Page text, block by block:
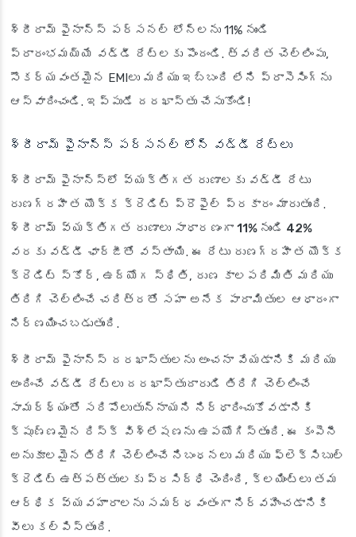
శ్రీరామ్ ఫైనాన్స్ పర్సనల్ లోన్లను 11% నుండి
ప్రారంభమయ్యే వడ్డీ రేట్లకు పొందండి. త్వరిత చెల్లింపు,
సౌకర్యవంతమైన EMIలు మరియు ఇబ్బంది లేని ప్రాసెసింగ్‌ను
ఆస్వాదించండి. ఇప్పుడే దరఖాస్తు చేసుకోండి!
శ్రీరామ్ ఫైనాన్స్ పర్సనల్ లోన్ వడ్డీ రేట్లు
శ్రీరామ్ ఫైనాన్స్లో వ్యక్తిగత రుణాలకు వడ్డీ రేటు
రుణగ్రహీత యొక్క క్రెడిట్ ప్రొఫైల్ ప్రకారం మారుతుంది.
శ్రీరామ్ వ్యక్తిగత రుణాలు సాధారణంగా 11% నుండి 42%
వరకు వడ్డీ ఛార్జీతో వస్తాయి. ఈ రేటు రుణగ్రహీత యొక్క
క్రెడిట్ స్కోర్, ఉద్యోగ స్థితి, రుణ కాలపరిమితి మరియు
తిరిగి చెల్లించే చరిత్రతో సహా అనేక పారామితుల ఆధారంగా
నిర్ణయించబడుతుంది.
శ్రీరామ్ ఫైనాన్స్ దరఖాస్తులను అంచనా వేయడానికి మరియు
అందించే వడ్డీ రేట్లు దరఖాస్తుదారుడి తిరిగి చెల్లించే
సామర్థ్యంతో సరిపోలుతున్నాయని నిర్ధారించుకోవడానికి
క్షుణ్ణమైన రిస్క్ విశ్లేషణను ఉపయోగిస్తుంది. ఈ కంపెనీ
అనుకూలమైన తిరిగి చెల్లించే నిబంధనలు మరియు ఫ్లెక్సిబుల్
క్రెడిట్ ఉత్పత్తులకు ప్రసిద్ధి చెందింది, క్లయింట్లు తమ
ఆర్థిక వ్యవహారాలను సమర్ధవంతంగా నిర్వహించడానికి
వీలు కల్పిస్తుంది.